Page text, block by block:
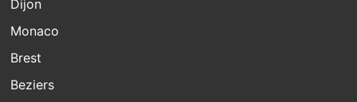
Dijon
Monaco
Brest
Beziers